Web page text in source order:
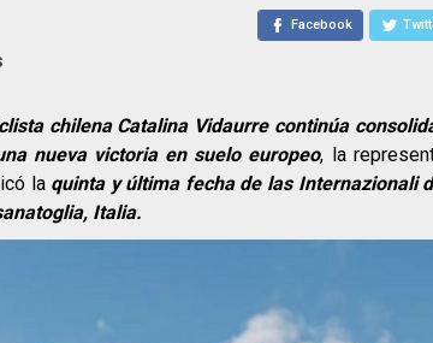
Facebook
chilena Catalina Vidaurre continúa
nueva victoria en suelo europeo, la
la quinta y última fecha de las Internazionali
Italia.